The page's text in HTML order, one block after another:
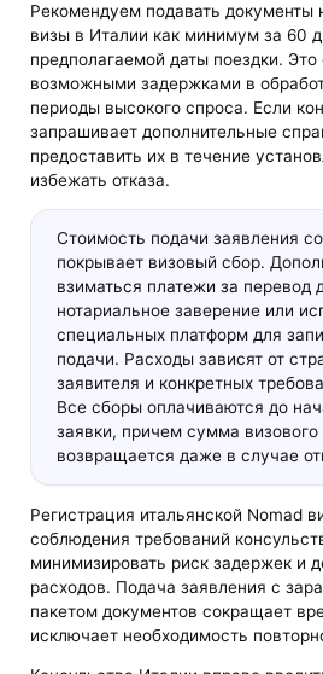
Рекомендуем подавать документы
визы в Италии как минимум за 60
предполагаемой даты поездки. Это
возможными задержками в
периоды высокого спроса. Если
запрашивает дополнительные
предоставить их в течение
избежать отказа.
Стоимость подачи заявления
покрывает визовый сбор.
взиматься платежи за перевод
нотариальное заверение или
специальных платформ для
подачи. Расходы зависят от
заявителя и конкретных
Все сборы оплачиваются до
заявки, причем сумма визового
возвращается даже в случае
Регистрация итальянской Nomad
соблюдения требований
минимизировать риск задержек и
расходов. Подача заявления с
пакетом документов сокращает
исключает необходимость